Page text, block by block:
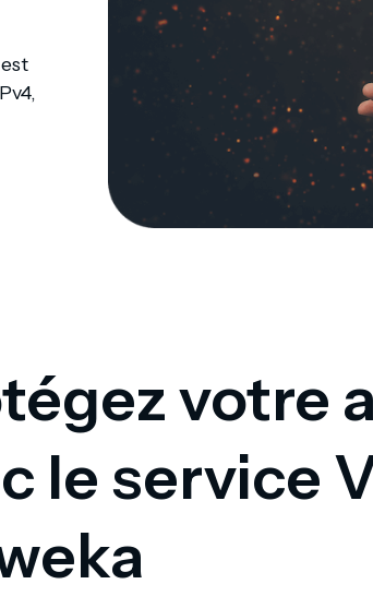
votre
le service